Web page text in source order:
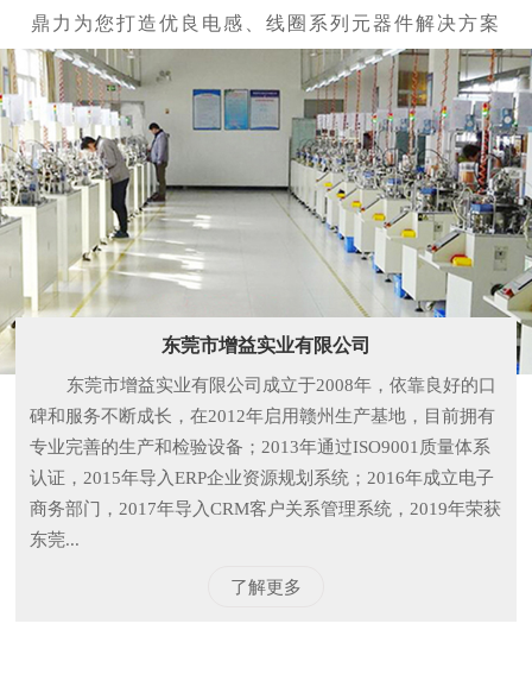
东莞市增益实业有限公司
东莞市增益实业有限公司成立于2008年，依靠良好的口
碑和服务不断成长，在2012年启用赣州生产基地，目前拥有
专业完善的生产和检验设备；2013年通过ISO9001质量体系
认证，2015年导入ERP企业资源规划系统；2016年成立电子
商务部门，2017年导入CRM客户关系管理系统，2019年荣获
东莞...
了解更多